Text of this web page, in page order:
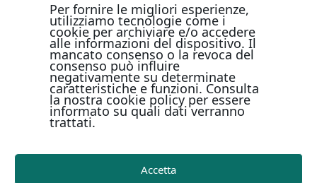
Per fornire le migliori esperienze,
utilizziamo tecnologie come i
cookie per archiviare e/o accedere
alle informazioni del dispositivo. Il
mancato consenso o la revoca del
consenso può influire
negativamente su determinate
caratteristiche e funzioni. Consulta
la nostra cookie policy per essere
informato su quali dati verranno
trattati.
Accetta
PAGAMENTI ONLINE CON
Metodi di pagamento